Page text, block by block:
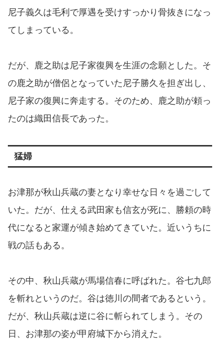
尼子義久は毛利で厚遇を受けすっかり骨抜きになっ
てしまっている。
だが、鹿之助は尼子家復興を生涯の念願とした。そ
の鹿之助が僧侶となっていた尼子勝久を担ぎ出し、
尼子家の復興に奔走する。そのため、鹿之助が頼っ
たのは織田信長であった。
猛婦
お津那が秋山兵蔵の妻となり幸せな日々を過ごして
いた。だが、仕える武田家も信玄が死に、勝頼の時
代になると家運が傾き始めてきていた。近いうちに
戦の話もある。
その中、秋山兵蔵が馬場信春に呼ばれた。谷七九郎
を斬れというのだ。谷は徳川の間者であるという。
だが、秋山兵蔵は逆に谷に斬られてしまう。その
日、お津那の姿が甲府城下から消えた。